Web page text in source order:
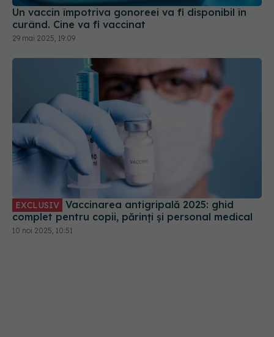
Un vaccin împotriva gonoreei va fi disponibil în
curând. Cine va fi vaccinat
29 mai 2025, 19:09
EXCLUSIV
complet pentru copii, părinți și personal medical
10 noi 2025, 10:51